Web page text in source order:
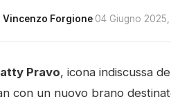
Vincenzo Forgione·04 Giugno
Pravo, icona indiscussa
con un nuovo brano